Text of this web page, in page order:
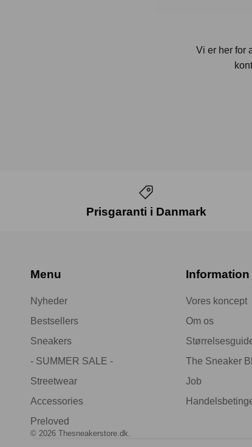
Vi er her for
Prisgaranti i Danmark
Menu
Nyheder
Bestsellers
Sneakers
- SUMMER SALE -
Streetwear
Accessories
Preloved
Information
Vores koncept
Om os
The Sneaker
Job
© 2026 Thesneakerstore.dk